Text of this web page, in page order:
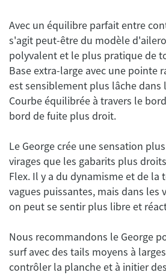
Avec un équilibre parfait entre
s'agit peut-être du modèle
polyvalent et le plus pratique de
Base extra-large avec une pointe
est sensiblement plus lâche dans
Courbe équilibrée à travers le
Le George crée une sensation
virages que les gabarits plus
Flex. Il y a du dynamisme et de la
vagues puissantes, mais dans les
Nous recommandons le George
surf avec des tails moyens à
contrôler la planche et à initier